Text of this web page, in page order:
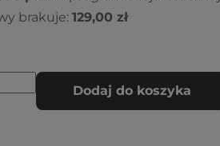
brakuje: 129,00 zł
Dodaj do koszyka